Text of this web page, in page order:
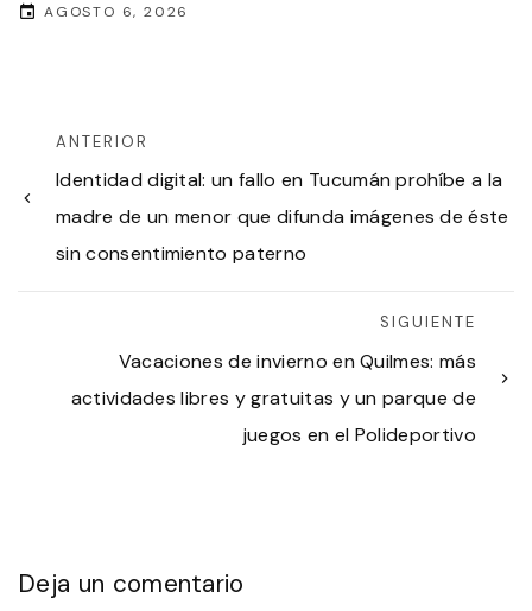
AGOSTO 6, 2026
ANTERIOR
Identidad digital: un fallo en Tucumán prohíbe a la
madre de un menor que difunda imágenes de éste
sin consentimiento paterno
SIGUIENTE
Vacaciones de invierno en Quilmes: más
actividades libres y gratuitas y un parque de
juegos en el Polideportivo
Deja un comentario